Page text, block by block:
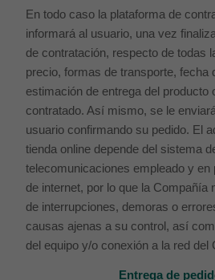
En todo caso la plataforma de
informará al usuario, una vez
de contratación, respecto de todas
precio, formas de transporte, fecha
estimación de entrega del producto
contratado. Así mismo, se le
usuario confirmando su pedido. El
tienda online depende del sistema
telecomunicaciones empleado y en
de internet, por lo que la Compañía
de interrupciones, demoras o
causas ajenas a su control, así
del equipo y/o conexión a la red del
Entrega de